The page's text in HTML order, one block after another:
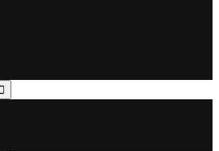
Search